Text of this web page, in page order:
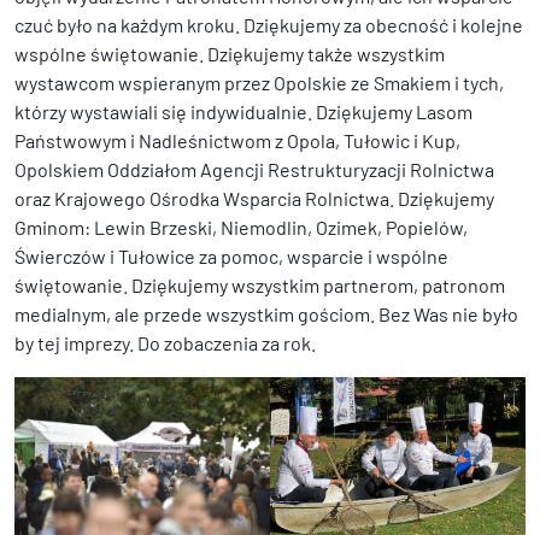
czuć było na każdym kroku. Dziękujemy za obecność i kolejne
wspólne świętowanie. Dziękujemy także wszystkim
wystawcom wspieranym przez Opolskie ze Smakiem i tych,
którzy wystawiali się indywidualnie. Dziękujemy Lasom
Państwowym i Nadleśnictwom z Opola, Tułowic i Kup,
Opolskiem Oddziałom Agencji Restrukturyzacji Rolnictwa
oraz Krajowego Ośrodka Wsparcia Rolnictwa. Dziękujemy
Gminom: Lewin Brzeski, Niemodlin, Ozimek, Popielów,
Świerczów i Tułowice za pomoc, wsparcie i wspólne
świętowanie. Dziękujemy wszystkim partnerom, patronom
medialnym, ale przede wszystkim gościom. Bez Was nie było
by tej imprezy. Do zobaczenia za rok.